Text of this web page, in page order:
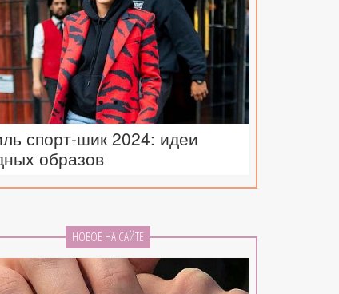
спорт-шик 2024: идеи
образов
НОВОЕ НА САЙТЕ